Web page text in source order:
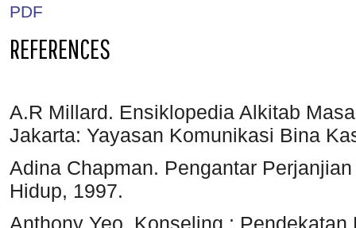
PDF
REFERENCES
A.R Millard. Ensiklopedia Alkitab
Jakarta: Yayasan Komunikasi Bina
Adina Chapman. Pengantar
Hidup, 1997.
Anthony Yeo. Konseling :